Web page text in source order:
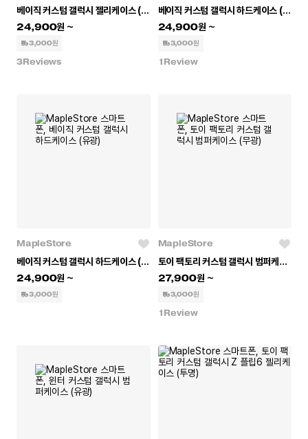
베이직 커스텀 갤럭시 젤리케이스 (투명)
24,900
3,000원
Reviews
3
베이직 커스텀 갤럭시 하드케이스 (무광)
24,900
3,000원
Review
1
MapleStore
베이직 커스텀 갤럭시 하드케이스 (유광)
24,900
3,000원
MapleStore
토이 팩토리 커스텀 갤럭시 범퍼케이스 (무광)
27,900
3,000원
Review
1